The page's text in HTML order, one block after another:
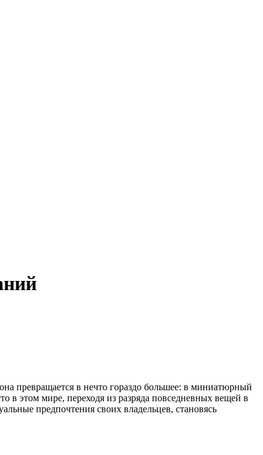
превращается в нечто гораздо большее: в миниатюрный
в этом мире, переходя из разряда повседневных вещей в
предпочтения своих владельцев, становясь